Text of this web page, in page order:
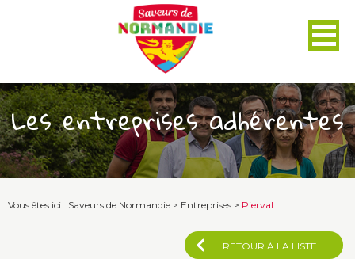
Les entreprises adhérentes
Vous êtes ici : Saveurs de Normandie > Entreprises > Pierval
RETOUR À LA LISTE
Panneau de gestion des cookies